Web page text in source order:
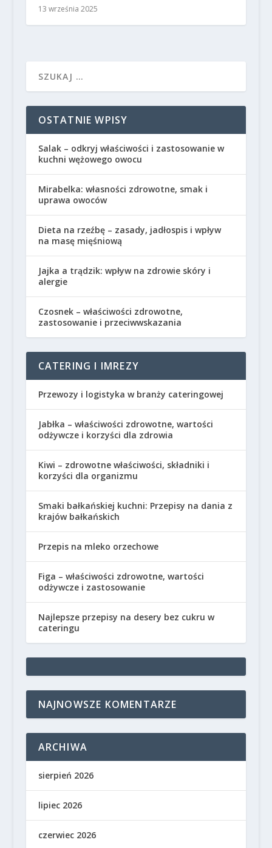
13 września 2025
OSTATNIE WPISY
Salak – odkryj właściwości i zastosowanie w
kuchni wężowego owocu
Mirabelka: własności zdrowotne, smak i
uprawa owoców
Dieta na rzeźbę – zasady, jadłospis i wpływ
na masę mięśniową
Jajka a trądzik: wpływ na zdrowie skóry i
alergie
Czosnek – właściwości zdrowotne,
zastosowanie i przeciwwskazania
CATERING I IMREZY
Przewozy i logistyka w branży cateringowej
Jabłka – właściwości zdrowotne, wartości
odżywcze i korzyści dla zdrowia
Kiwi – zdrowotne właściwości, składniki i
korzyści dla organizmu
Smaki bałkańskiej kuchni: Przepisy na dania z
krajów bałkańskich
Przepis na mleko orzechowe
Figa – właściwości zdrowotne, wartości
odżywcze i zastosowanie
Najlepsze przepisy na desery bez cukru w
cateringu
NAJNOWSZE KOMENTARZE
ARCHIWA
sierpień 2026
lipiec 2026
czerwiec 2026